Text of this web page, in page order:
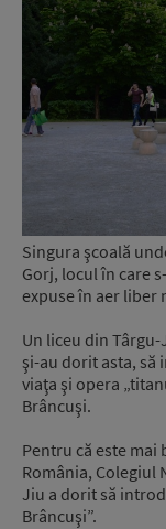
Singura şcoală
Gorj, locul în care
expuse în aer liber
Un liceu din
şi-au dorit asta, să
viaţa şi opera
Brâncuşi.
Pentru că este
România, Colegiul
Jiu a dorit să
Brâncuşi”.